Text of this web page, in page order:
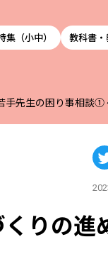
集（小中） 教科書・
手先生の困り事相談
りの進